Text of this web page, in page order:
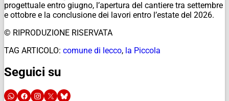
progettuale entro giugno, l’apertura del cantiere tra settembre
e ottobre e la conclusione dei lavori entro l’estate del 2026.
© RIPRODUZIONE RISERVATA
TAG ARTICOLO: comune di lecco, la Piccola
Seguici su